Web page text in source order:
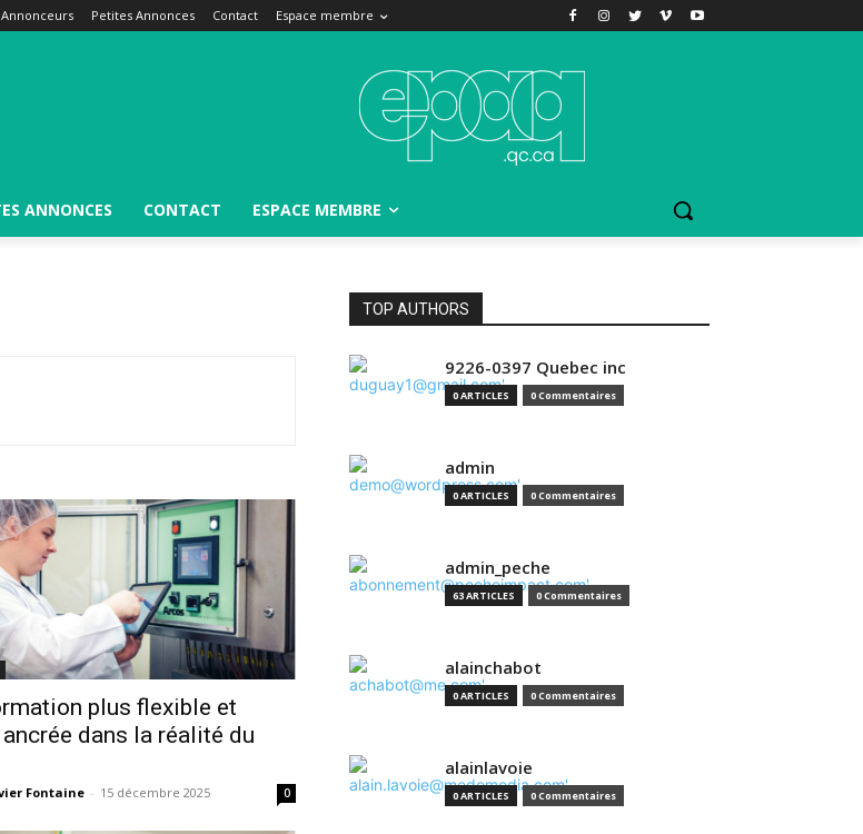
Annonceurs Petites Annonces Contact Espace membre
ANNONCES CONTACT ESPACE MEMBRE
plus flexible et
dans la réalité du
Fontaine - 15 décembre 2025 0
TOP AUTHORS
9226-0397 Quebec inc
0 ARTICLES 0 Commentaires
admin
0 ARTICLES 0 Commentaires
admin_peche
63 ARTICLES 0 Commentaires
alainchabot
0 ARTICLES 0 Commentaires
alainlavoie
0 ARTICLES 0 Commentaires